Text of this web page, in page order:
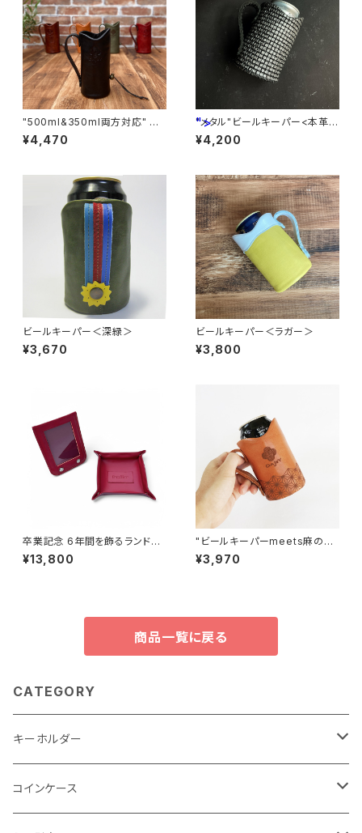
"500ml&350ml両方対応" ビ
ールキーパー＜Black＞
¥4,470
">
"メタル"ビールキーパー<本革製
>
¥4,200
ビールキーパー＜深緑＞
¥3,670
ビールキーパー＜ラガー＞
¥3,800
卒業記念 6年間を飾るランドセ
ルフレーム （ランドセルリメイ
ク） トレイセット
¥13,800
"ビールキーパーmeets麻の葉
文様" ビールキーパー<Came
l＞
¥3,970
商品一覧に戻る
CATEGORY
キーホルダー
"子供の絵"キーホルダー
コインケース